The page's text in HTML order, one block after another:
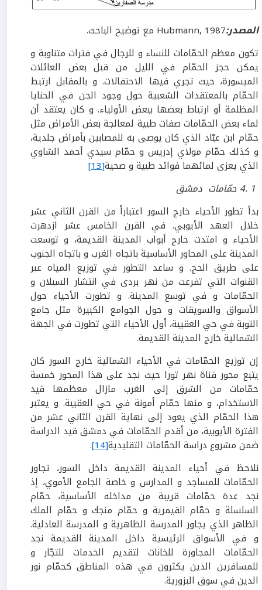
المصدر:Hubmann, 1987 مع توضيح الباحث.
تكون معظم الحمّامات للنساء و للرجال في فترات متناوبة و
يمكن حجز الحمّام في الليل من قبل بعض العائلات
الميسورة، حيث تجري فيها الاحتفالات. و بالمقابل ارتبط
الحمّام بالمعتقدات الشعبية حول وجود الجن في الحنايا
المظلمة أو ارتباط بعضها ببعض الأولياء. و كان يعتقد أن
لماء بعض الحمّامات صفات طبية لمعالجة بعض الأمراض مثل
حمّام ابن عبّاد الذي كان يوصى به للمصابين بأمراض جلدية،
و كذلك حمّام مولاي إدريس و حمّام سيدي أحمد الشاوي
الذي يعزى لمائهما فوائد طبية و صحية[13]
1
.
4 حمّامات دمشق
بدأ تطور الأحياء خارج السور اعتباراً من القرن الثاني عشر
خلال العهد الأيوبي. في القرن الخامس عشر ازدهرت
الأحياء و امتدت خارج أبواب المدينة القديمة، و توسعت
المدينة على المحاور الأساسية باتجاه الغرب و باتجاه الجنوب
على طريق الحج. و ساعد التطور في توزيع المياه عبر
القنوات التي تفرعت من نهر بردى في انتشار السبلان و
الحمّامات و في توسع المدينة. و تطورت الأحياء حول
الأسواق والسويقات و حول الجوامع الكبيرة مثل جامع
التوبة في حي العقيبة، أول الأحياء التي تطورت في الجهة
الشمالية خارج المدينة القديمة.
إن توزيع الحمّامات في الأحياء الشمالية خارج السور كان
يتبع محور قناة نهر تورا حيث نجد على هذا المحور خمسة
حمّامات من الشرق إلى الغرب مازال معظمها قيد
الاستخدام، و منها حمّام أمونة في حي العقيبة. و يعتبر
هذا الحمّام الذي يعود إلى نهاية القرن الثاني عشر من
الفترة الأيوبية، من أقدم الحمّامات في دمشق قيد الدراسة
ضمن مشروع دراسة الحمّامات التقليدية[14]
.
نلاحظ في أحياء المدينة القديمة داخل السور، تجاور
الحمّامات للمساجد و المدارس و خاصة الجامع الأموي، إذ
نجد عدة حمّامات قريبة من مداخله الأساسية، حمّام
السلسلة و حمّام القيمرية و حمّام منجك و حمّام الملك
الظاهر الذي يجاور المدرسة الظاهرية و المدرسة العادلية.
و في الأسواق الرئيسية داخل المدينة القديمة نجد
الحمّامات المجاورة للخانات لتقديم الخدمات للتجّار و
للمسافرين الذين يكثرون في هذه المناطق كحمّام نور
الدين في سوق البزورية.